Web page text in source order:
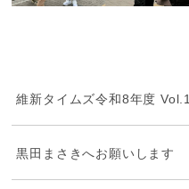
維新タイムズ令和8年度 Vol.1
黒田まさきへお願いします